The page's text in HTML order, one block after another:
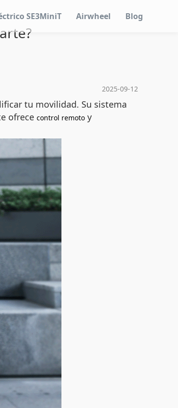
SE3MiniT Airwheel Blog
2025-09-12
tu movilidad. Su sistema
ofrece control remoto y